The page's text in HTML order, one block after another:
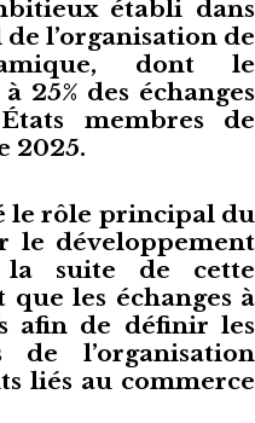
établi dans
l’organisation de
dont le
25% des échanges
membres de
2025.
le rôle principal du
le développement
la suite de cette
les échanges à
afin de définir les
de l’organisation
liés au commerce